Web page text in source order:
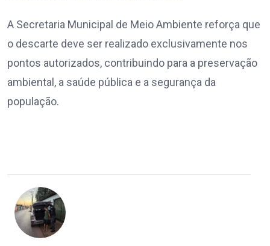
A Secretaria Municipal de Meio Ambiente reforça que
o descarte deve ser realizado exclusivamente nos
pontos autorizados, contribuindo para a preservação
ambiental, a saúde pública e a segurança da
população.